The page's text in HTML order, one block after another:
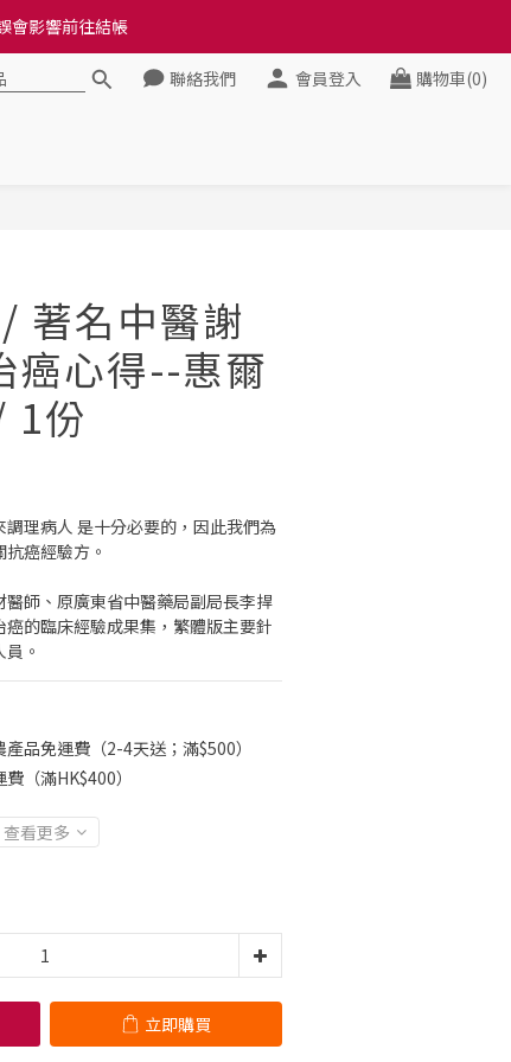
會影響前往結帳
會影響前往結帳
影響前往結帳
聯絡我們 會員登入 購物車(0)
著名中醫謝
癌心得--惠爾
1份
理病人 是十分必要的，因此我們為
癌經驗方。
師、原廣東省中醫藥局副局長李捍
的臨床經驗成果集，繁體版主要針
。
品免運費（2-4天送；滿$500）
（滿HK$400）
查看更多
立即購買